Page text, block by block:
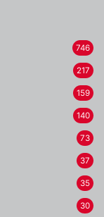
746
217
159
140
73
37
35
30